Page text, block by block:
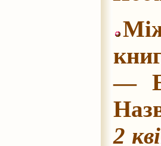
—
2